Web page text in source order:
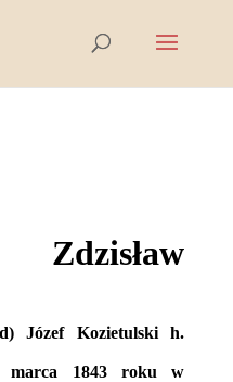
Józef Kozietulski h.
marca 1843 roku w